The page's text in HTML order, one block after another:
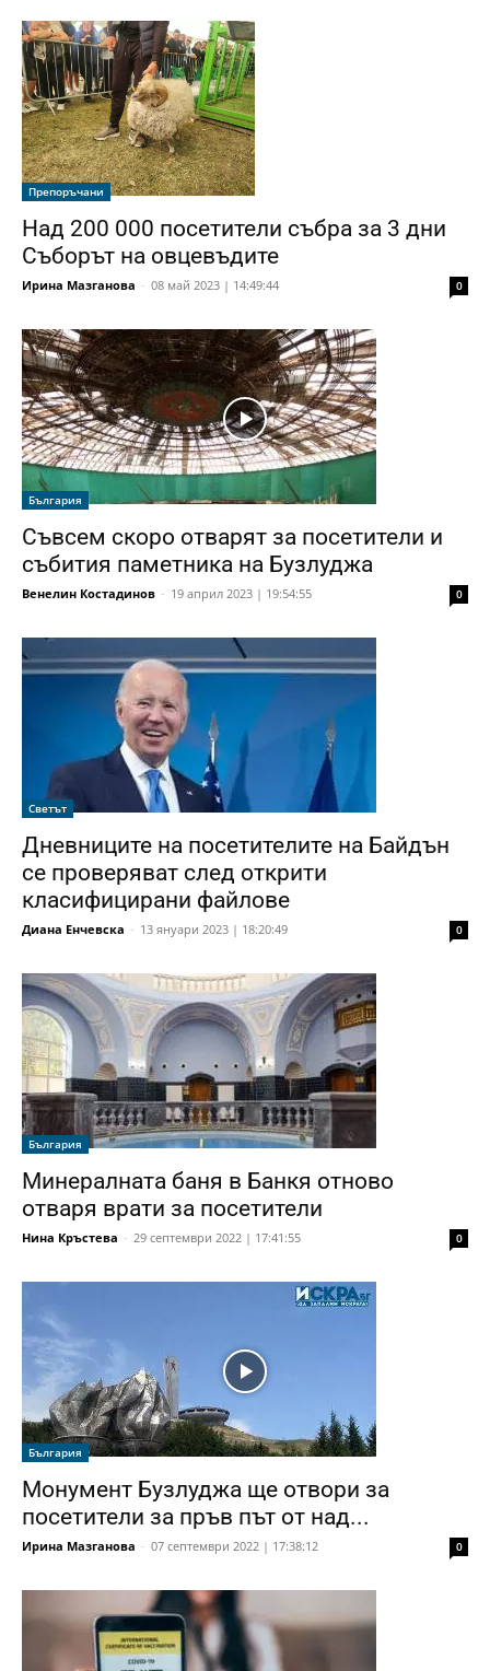
Препоръчани
Над 200 000 посетители събра за 3 дни
Съборът на овцевъдите
Ирина Мазганова - 08 май 2023 | 14:49:44 0
България
Съвсем скоро отварят за посетители и
събития паметника на Бузлуджа
Венелин Костадинов - 19 април 2023 | 19:54:55 0
Светът
Дневниците на посетителите на Байдън
се проверяват след открити
класифицирани файлове
Диана Енчевска - 13 януари 2023 | 18:20:49 0
България
Минералната баня в Банкя отново
отваря врати за посетители
Нина Кръстева - 29 септември 2022 | 17:41:55 0
България
Монумент Бузлуджа ще отвори за
посетители за пръв път от над...
Ирина Мазганова - 07 септември 2022 | 17:38:12 0